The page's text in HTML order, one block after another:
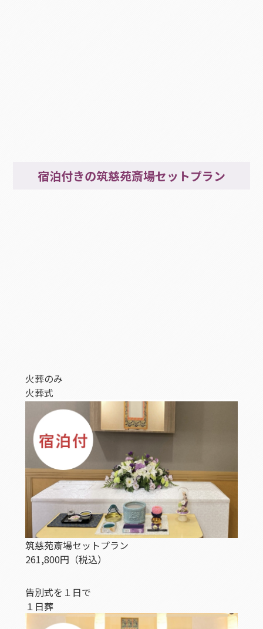
宿泊付きの筑慈苑斎場セットプラン
火葬のみ
火葬式
筑慈苑斎場セットプラン
261,800円 （税込）
告別式を１日で
１日葬